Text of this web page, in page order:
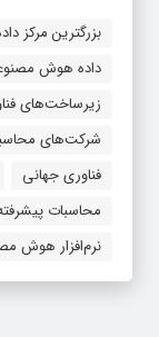
بزرگترین مرکز
داده هوش
زیرساخت‌های
شرکت‌های
فناوری جهانی
محاسبات
نرم‌افزار هوش